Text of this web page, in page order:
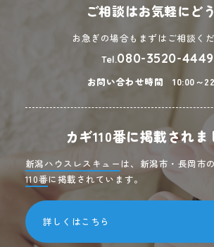
ご相談はお気軽にど
お急ぎの場合もまずはご相談く
Tel.080-3520-4449
お問い合わせ時間 10:00～
カギ110番に掲載されま
新潟ハウスレスキュー は、新潟市・長岡市
110番に掲載されています。
詳しくはこちら